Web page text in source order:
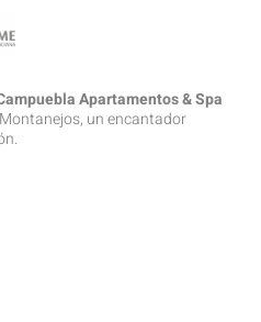
Apartamentos & Spa
un encantador